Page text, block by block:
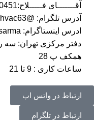
آقـــــــای فـــــلاح:09122540451
آدرس تلگرام: @hvac63
ادرس اینستاگرام: shahr_sarma_
دفتر مرکزی تهران: سه
همکف پ 28
ساعات کاری : 9 تا 21
ارتباط در واتس اپ
ارتباط در تلگرام